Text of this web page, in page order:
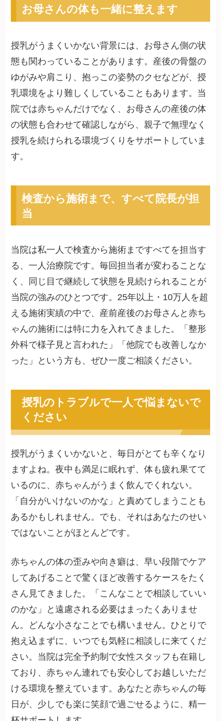
お母さんの体も一緒に整えます
授乳がうまくいかない背景には、お母さん側の状
態も関わっていることがあります。産後の骨盤の
ゆがみや肩こり、抱っこの姿勢のクセなどが、授
乳環境をより難しくしていることもあります。当
院では赤ちゃんだけでなく、お母さんの産後の体
の状態も合わせて確認しながら、親子で無理なく
授乳を続けられる環境づくりをサポートしていま
す。
検査から施術まで、すべて院長が担
当
当院は私一人で検査から施術まですべてを担当す
る、一人治療院です。毎回担当者が変わることな
く、同じ目で継続して状態を見続けられることが
当院の強みのひとつです。25年以上・10万人を超
える施術実績の中で、産前産後のお母さんと赤ち
ゃんの施術には特に力を入れてきました。「整形
外科で様子見と言われた」「他院でも改善しなか
った」という方も、ぜひ一度ご相談ください。
授乳のトラブルで一人で悩まないで
ください
授乳がうまくいかないと、毎日がとても辛くなり
ますよね。夜中も満足に眠れず、体も疲れ果てて
いるのに、赤ちゃんがうまく飲んでくれない。
「自分がいけないのかな」と責めてしまうことも
あるかもしれません。でも、それはあなたのせい
ではないことがほとんどです。
赤ちゃんの体の歪みや向き癖は、早い段階でケア
してあげることで驚くほど改善するケースをたく
さん見てきました。「こんなことで相談していい
のかな」と遠慮される必要はまったくありませ
ん。どんな小さなことでも構いません。ひとりで
抱え込まずに、いつでも気軽に相談しに来てくだ
さい。当院は完全予約制で女性スタッフも在籍し
ており、赤ちゃん連れでも安心してお越しいただ
ける環境を整えています。あなたと赤ちゃんの毎
日が、少しでも楽に笑顔で過ごせるように、精一